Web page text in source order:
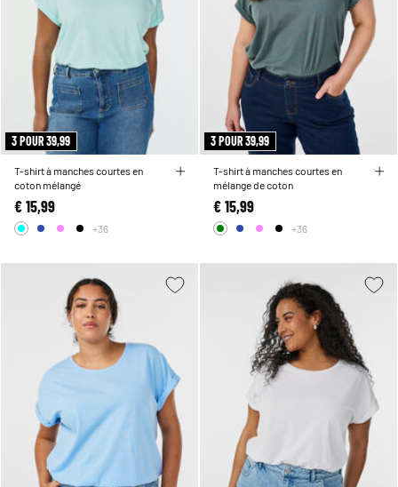
3 POUR 39,99
T-shirt à manches courtes en
coton mélangé
€ 15,99
+36
3 POUR 39,99
T-shirt à manches courtes en
mélange de coton
€ 15,99
+36